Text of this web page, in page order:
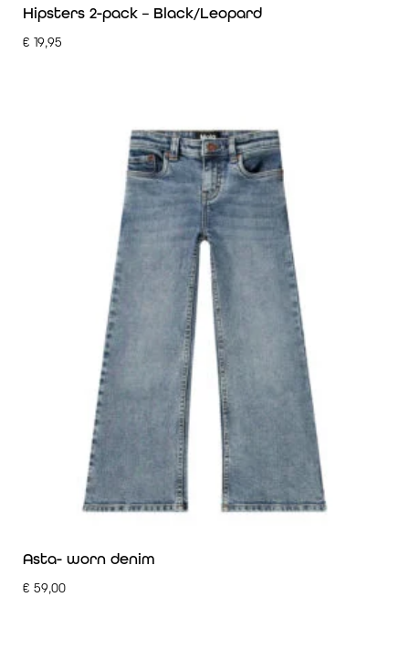
Hipsters 2-pack – Black/Leopard
€ 19,95
Asta- worn denim
€ 59,00